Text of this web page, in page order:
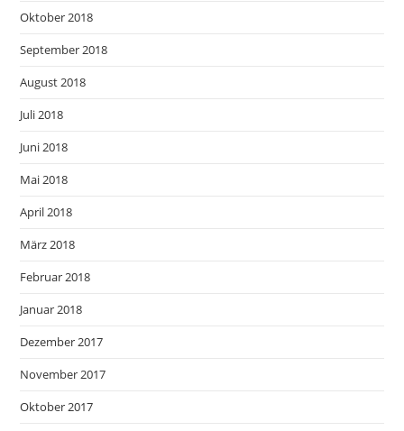
Oktober 2018
September 2018
August 2018
Juli 2018
Juni 2018
Mai 2018
April 2018
März 2018
Februar 2018
Januar 2018
Dezember 2017
November 2017
Oktober 2017